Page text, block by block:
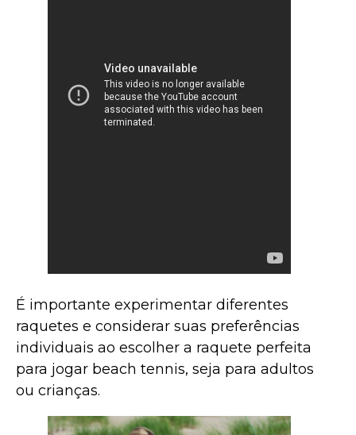
É importante experimentar diferentes
raquetes e considerar suas preferências
individuais ao escolher a raquete perfeita
para jogar beach tennis, seja para adultos
ou crianças.